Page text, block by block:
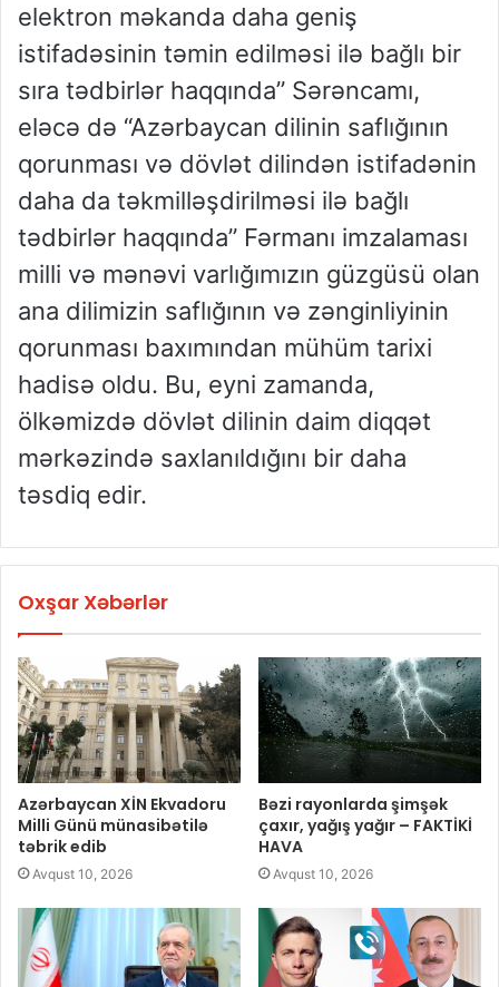
elektron məkanda daha geniş
istifadəsinin təmin edilməsi ilə bağlı bir
sıra tədbirlər haqqında” Sərəncamı,
eləcə də “Azərbaycan dilinin saflığının
qorunması və dövlət dilindən istifadənin
daha da təkmilləşdirilməsi ilə bağlı
tədbirlər haqqında” Fərmanı imzalaması
milli və mənəvi varlığımızın güzgüsü olan
ana dilimizin saflığının və zənginliyinin
qorunması baxımından mühüm tarixi
hadisə oldu. Bu, eyni zamanda,
ölkəmizdə dövlət dilinin daim diqqət
mərkəzində saxlanıldığını bir daha
təsdiq edir.
Oxşar Xəbərlər
Azərbaycan XİN Ekvadoru
Milli Günü münasibətilə
təbrik edib
Avqust 10, 2026
Bəzi rayonlarda şimşək
çaxır, yağış yağır – FAKTİKİ
HAVA
Avqust 10, 2026